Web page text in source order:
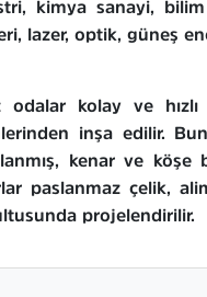
kimya sanayi,
lazer, optik, güneş
odalar kolay ve
inşa edilir.
kenar ve köşe
paslanmaz çelik,
projelendirilir.